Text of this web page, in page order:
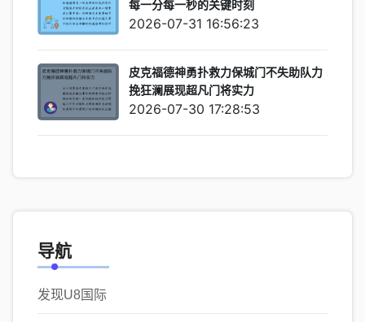
每一分每一秒的关键时刻
2026-07-31 16:56:23
皮克福德神勇扑救力保城门不失助队力
挽狂澜展现超凡门将实力
2026-07-30 17:28:53
导航
发现U8国际